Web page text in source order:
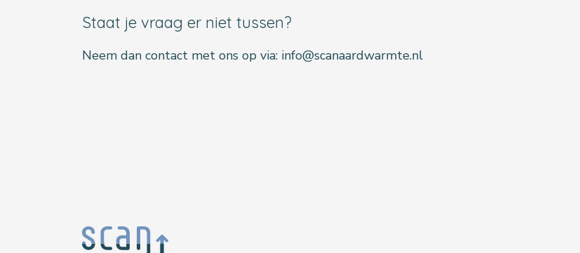
Staat je vraag er niet tussen?
Neem dan contact met ons op via: info@scanaardwarmte.nl